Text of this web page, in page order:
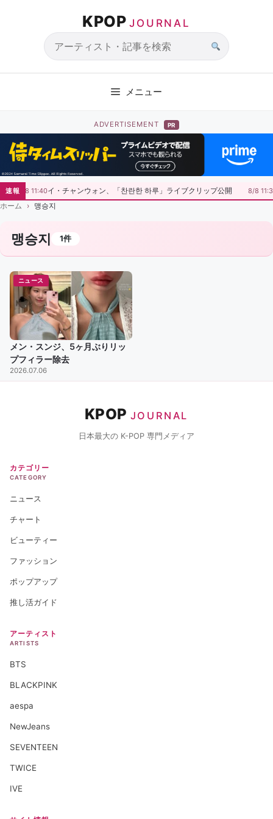
KPOP JOURNAL
サ
メニュー
ADVERTISEMENT PR
速報8/8 11:40イ・チャンウォン、「찬란한 하루」ライブクリップ公開 8/8
ホーム 맹승지
맹승지 1件
ニュース
メン・スンジ、5ヶ月ぶりリッ
プフィラー除去
2026.07.06
KPOP JOURNAL
日本最大の K-POP 専門メディア
カテゴリー
CATEGORY
ニュース
チャート
ビューティー
ファッション
ポップアップ
推し活ガイド
アーティスト
ARTISTS
BTS
BLACKPINK
aespa
NewJeans
SEVENTEEN
TWICE
IVE